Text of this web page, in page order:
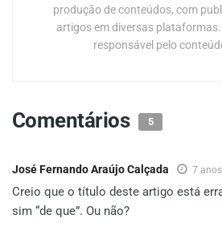
produção de conteúdos, com
artigos em diversas
responsável pelo
Comentários 5
José Fernando Araújo Calçada 7
Creio que o título deste artigo está
sim “de que”. Ou não?